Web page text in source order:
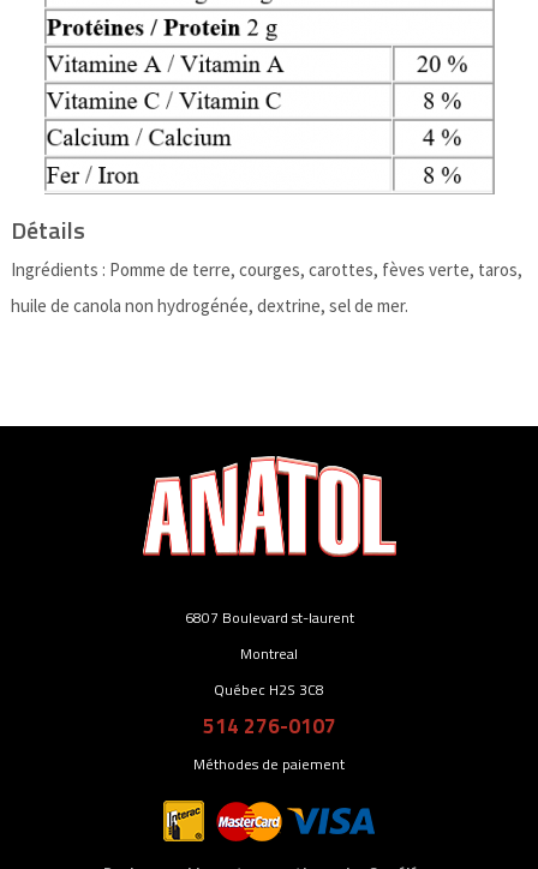
Détails
Ingrédients : Pomme de terre, courges, carottes, fèves verte, taros,
huile de canola non hydrogénée, dextrine, sel de mer.
6807 Boulevard st-laurent
Montreal
Québec H2S 3C8
514 276-0107
Méthodes de paiement